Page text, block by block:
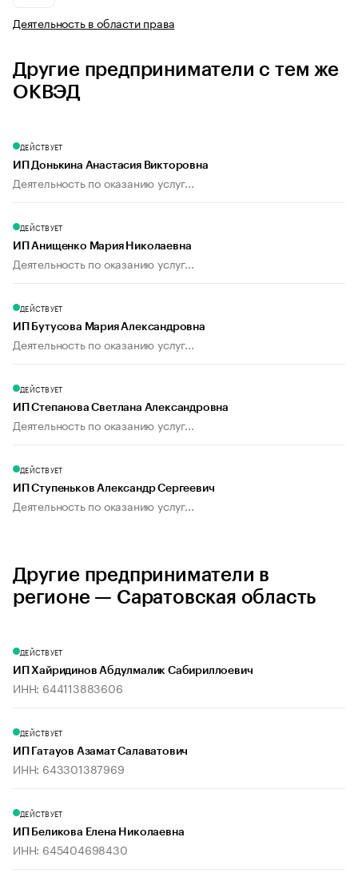
Деятельность в области права
Другие предприниматели с тем же
ОКВЭД
ДЕЙСТВУЕТ
ИП Донькина Анастасия Викторовна
Деятельность по оказанию услуг...
ДЕЙСТВУЕТ
ИП Анищенко Мария Николаевна
Деятельность по оказанию услуг...
ДЕЙСТВУЕТ
ИП Бутусова Мария Александровна
Деятельность по оказанию услуг...
ДЕЙСТВУЕТ
ИП Степанова Светлана Александровна
Деятельность по оказанию услуг...
ДЕЙСТВУЕТ
ИП Ступеньков Александр Сергеевич
Деятельность по оказанию услуг...
Другие предприниматели в
регионе — Саратовская область
ДЕЙСТВУЕТ
ИП Хайридинов Абдулмалик Сабириллоевич
ИНН: 644113883606
ДЕЙСТВУЕТ
ИП Гатауов Азамат Салаватович
ИНН: 643301387969
ДЕЙСТВУЕТ
ИП Беликова Елена Николаевна
ИНН: 645404698430